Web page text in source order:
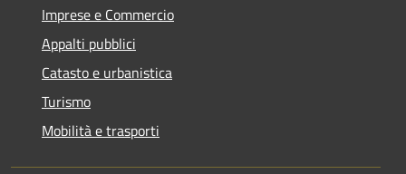
Imprese e Commercio
Appalti pubblici
Catasto e urbanistica
Turismo
Mobilità e trasporti